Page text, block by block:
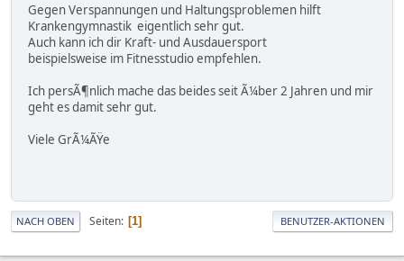
Gegen Verspannungen und Haltungsproblemen hilft
Krankengymnastik eigentlich sehr gut.
Auch kann ich dir Kraft- und Ausdauersport
beispielsweise im Fitnesstudio empfehlen.
Ich persÃ¶nlich mache das beides seit Ã¼ber 2 Jahren und mir
geht es damit sehr gut.
Viele GrÃ¼ÃŸe
NACH OBEN Seiten 1 BENUTZER-AKTIONEN